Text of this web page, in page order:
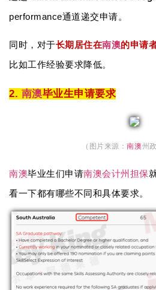
performance通道递交申请。
同时，对于长期居住在南澳的申请
比如工作经验要求降低。
2. 南澳毕业生申请要求
（图片来源：南澳州
南澳毕业生们申请南澳会计州担保
看一下都有哪些不同和具体要求。